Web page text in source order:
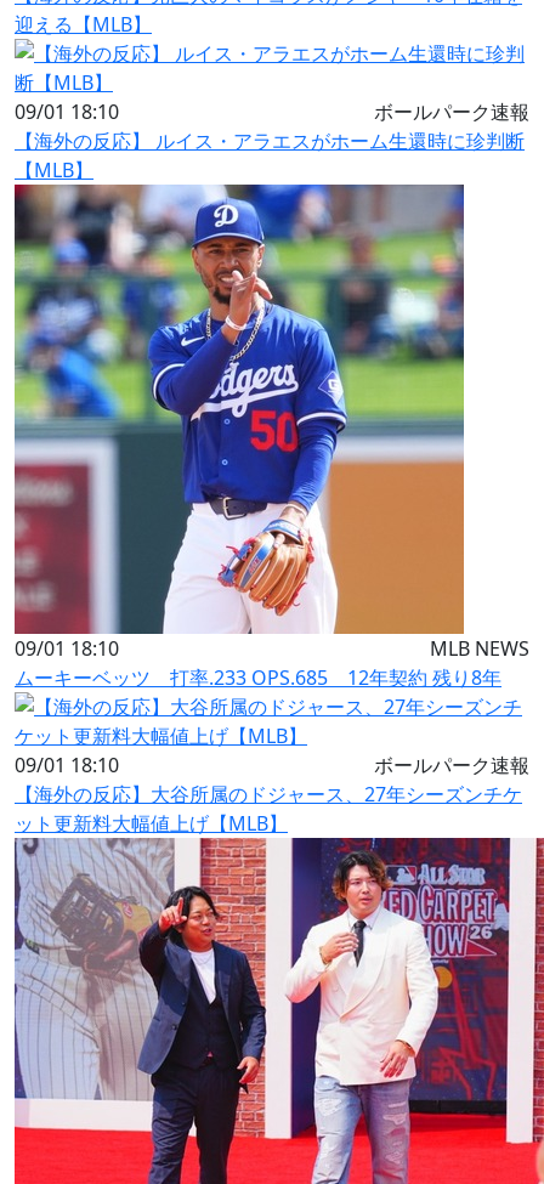
迎える【MLB】
09/01 18:10
ボールパーク速報
【海外の反応】 ルイス・アラエスがホーム生還時に珍判断
【MLB】
09/01 18:10
MLB NEWS
ムーキーベッツ 打率.233 OPS.685 12年契約 残り8年
09/01 18:10
ボールパーク速報
【海外の反応】大谷所属のドジャース、27年シーズンチケ
ット更新料大幅値上げ【MLB】